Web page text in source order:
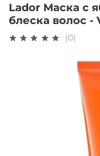
Lador Маска с
блеска волос -
(0)